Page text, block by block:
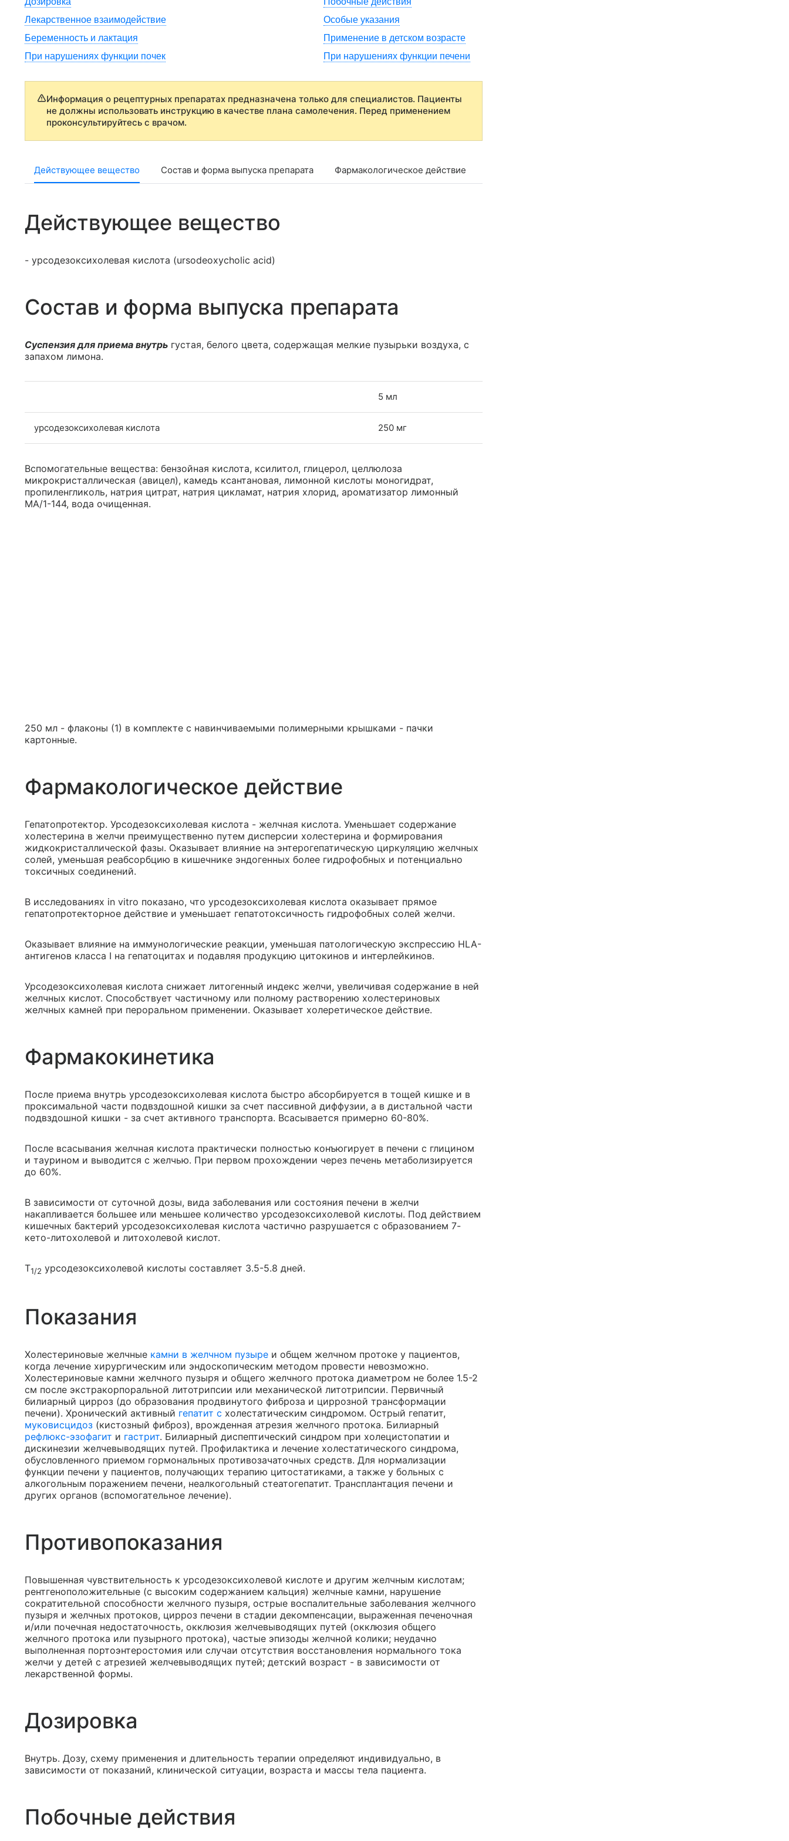
Лекарственное взаимодействие
Особые указания
Беременность и лактация
Применение в детском возрасте
При нарушениях функции почек
При нарушениях функции печени
Информация о рецептурных препаратах предназначена только для специалистов. Пациенты
не должны использовать инструкцию в качестве плана самолечения. Перед применением
проконсультируйтесь с врачом.
Действующее вещество Состав и форма выпуска препарата Фармакологическое действие
Действующее вещество
- урсодезоксихолевая кислота (ursodeoxycholic acid)
Состав и форма выпуска препарата
Суспензия для приема внутрь густая, белого цвета, содержащая мелкие пузырьки воздуха, с
запахом лимона.
5 мл
урсодезоксихолевая кислота 250 мг
Вспомогательные вещества: бензойная кислота, ксилитол, глицерол, целлюлоза
микрокристаллическая (авицел), камедь ксантановая, лимонной кислоты моногидрат,
пропиленгликоль, натрия цитрат, натрия цикламат, натрия хлорид, ароматизатор лимонный
МА/1-144, вода очищенная.
250 мл - флаконы (1) в комплекте с навинчиваемыми полимерными крышками - пачки
картонные.
Фармакологическое действие
Гепатопротектор. Урсодезоксихолевая кислота - желчная кислота. Уменьшает содержание
холестерина в желчи преимущественно путем дисперсии холестерина и формирования
жидкокристаллической фазы. Оказывает влияние на энтерогепатическую циркуляцию желчных
солей, уменьшая реабсорбцию в кишечнике эндогенных более гидрофобных и потенциально
токсичных соединений.
В исследованиях in vitro показано, что урсодезоксихолевая кислота оказывает прямое
гепатопротекторное действие и уменьшает гепатотоксичность гидрофобных солей желчи.
Оказывает влияние на иммунологические реакции, уменьшая патологическую экспрессию HLA-
антигенов класса I на гепатоцитах и подавляя продукцию цитокинов и интерлейкинов.
Урсодезоксихолевая кислота снижает литогенный индекс желчи, увеличивая содержание в ней
желчных кислот. Способствует частичному или полному растворению холестериновых
желчных камней при пероральном применении. Оказывает холеретическое действие.
Фармакокинетика
После приема внутрь урсодезоксихолевая кислота быстро абсорбируется в тощей кишке и в
проксимальной части подвздошной кишки за счет пассивной диффузии, а в дистальной части
подвздошной кишки - за счет активного транспорта. Всасывается примерно 60-80%.
После всасывания желчная кислота практически полностью конъюгирует в печени с глицином
и таурином и выводится с желчью. При первом прохождении через печень метаболизируется
до 60%.
В зависимости от суточной дозы, вида заболевания или состояния печени в желчи
накапливается большее или меньшее количество урсодезоксихолевой кислоты. Под действием
кишечных бактерий урсодезоксихолевая кислота частично разрушается с образованием 7-
кето-литохолевой и литохолевой кислот.
T1/2 урсодезоксихолевой кислоты составляет 3.5-5.8 дней.
Показания
Холестериновые желчные камни в желчном пузыре и общем желчном протоке у пациентов,
когда лечение хирургическим или эндоскопическим методом провести невозможно.
Холестериновые камни желчного пузыря и общего желчного протока диаметром не более 1.5-2
см после экстракорпоральной литотрипсии или механической литотрипсии. Первичный
билиарный цирроз (до образования продвинутого фиброза и циррозной трансформации
печени). Хронический активный гепатит с холестатическим синдромом. Острый гепатит,
муковисцидоз (кистозный фиброз), врожденная атрезия желчного протока. Билиарный
рефлюкс-эзофагит и гастрит. Билиарный диспептический синдром при холецистопатии и
дискинезии желчевыводящих путей. Профилактика и лечение холестатического синдрома,
обусловленного приемом гормональных противозачаточных средств. Для нормализации
функции печени у пациентов, получающих терапию цитостатиками, а также у больных с
алкогольным поражением печени, неалкогольный стеатогепатит. Трансплантация печени и
других органов (вспомогательное лечение).
Противопоказания
Повышенная чувствительность к урсодезоксихолевой кислоте и другим желчным кислотам;
рентгеноположительные (с высоким содержанием кальция) желчные камни, нарушение
сократительной способности желчного пузыря, острые воспалительные заболевания желчного
пузыря и желчных протоков, цирроз печени в стадии декомпенсации, выраженная печеночная
и/или почечная недостаточность, окклюзия желчевыводящих путей (окклюзия общего
желчного протока или пузырного протока), частые эпизоды желчной колики; неудачно
выполненная портоэнтеростомия или случаи отсутствия восстановления нормального тока
желчи у детей с атрезией желчевыводящих путей; детский возраст - в зависимости от
лекарственной формы.
Дозировка
Внутрь. Дозу, схему применения и длительность терапии определяют индивидуально, в
зависимости от показаний, клинической ситуации, возраста и массы тела пациента.
Побочные действия